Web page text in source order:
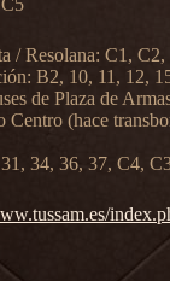
/ Resolana: C1,
B2, 10, 11, 12,
de Plaza de
(hace
34, 36, 37, C4,